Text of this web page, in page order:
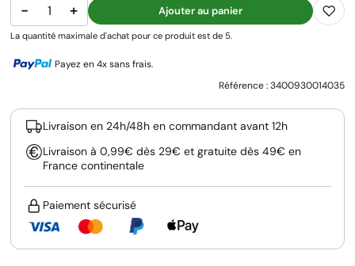
− + Ajouter au panier
La quantité maximale d'achat pour ce produit est de 5.
Payez en 4x sans frais.
Référence :3400930014035
Livraison en 24h/48h en commandant avant 12h
Livraison à 0,99€ dès 29€ et gratuite dès 49€ en
France continentale
Paiement sécurisé